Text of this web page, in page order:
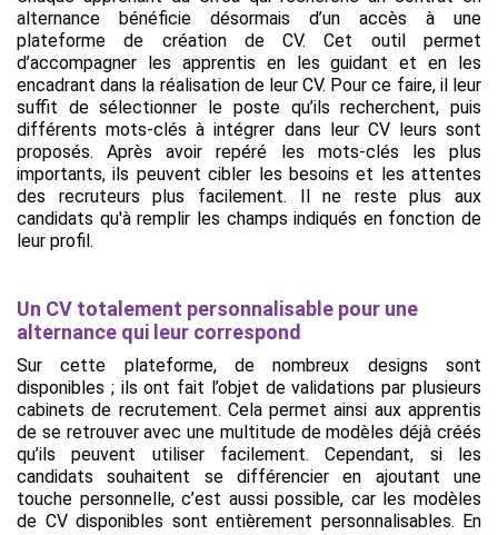
alternance bénéficie désormais d’un accès à une
plateforme de création de CV. Cet outil permet
d’accompagner les apprentis en les guidant et en les
encadrant dans la réalisation de leur CV. Pour ce faire, il leur
suffit de sélectionner le poste qu’ils recherchent, puis
différents mots-clés à intégrer dans leur CV leurs sont
proposés. Après avoir repéré les mots-clés les plus
importants, ils peuvent cibler les besoins et les attentes
des recruteurs plus facilement. Il ne reste plus aux
candidats qu'à remplir les champs indiqués en fonction de
leur profil.
Un CV totalement personnalisable pour une
alternance qui leur correspond
Sur cette plateforme, de nombreux designs sont
disponibles ; ils ont fait l’objet de validations par plusieurs
cabinets de recrutement. Cela permet ainsi aux apprentis
de se retrouver avec une multitude de modèles déjà créés
qu’ils peuvent utiliser facilement. Cependant, si les
candidats souhaitent se différencier en ajoutant une
touche personnelle, c’est aussi possible, car les modèles
de CV disponibles sont entièrement personnalisables. En